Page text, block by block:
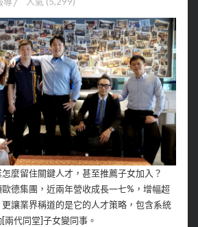
麼留住關鍵人才，甚至推薦子女加入？
德集團，近兩年營收成長一七%，增幅超
讓業界稱道的是它的人才策略，包含系統
代同堂]子女變同事。